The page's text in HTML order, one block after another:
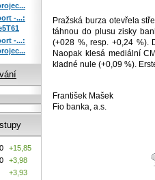
Pražská burza otevřela
táhnou do plusu zisky
(+028 %, resp. +0,24 %).
Naopak klesá mediální
kladné nule (+0,09 %).
František Mašek
Fio banka, a.s.
-...:
-...:
+15,85
+3,98
+3,93